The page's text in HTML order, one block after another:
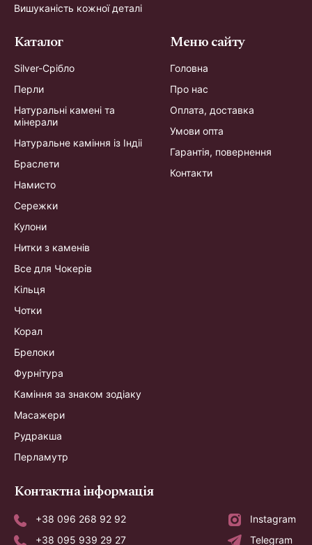
Вишуканість кожної деталі
Каталог
Silver-Срібло
Перли
Натуральні камені та
мінерали
Натуральне каміння із Індіі
Браслети
Намисто
Сережки
Кулони
Нитки з каменів
Все для Чокерів
Кільця
Чотки
Корал
Брелоки
Фурнітура
Каміння за знаком зодіаку
Масажери
Рудракша
Перламутр
Меню сайту
Головна
Про нас
Оплата, доставка
Умови опта
Гарантія, повернення
Контакти
Контактна інформація
+38 096 268 92 92
Instagram
+38 095 939 29 27
Telegram